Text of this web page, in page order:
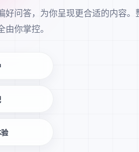
好问答，为你呈现更合适的内容。
你掌控。